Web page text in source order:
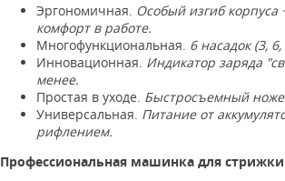
Эргономичная. Особый изгиб
комфорт в работе.
Многофункциональная. 6 насадок (3,
Инновационная. Индикатор заряда
менее.
Простая в уходе. Быстросъемный
Универсальная. Питание от
рифлением.
Профессиональная машинка для стрижки